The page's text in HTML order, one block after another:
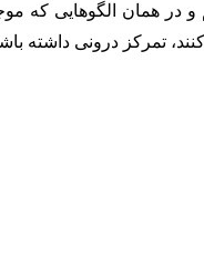
و در همان الگوهایی که
تمرکز درونی داشته